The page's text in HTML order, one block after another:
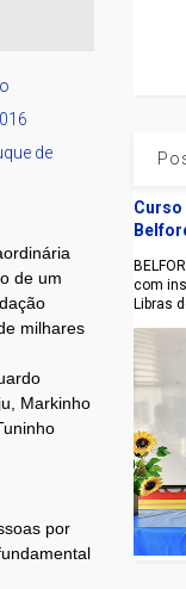
de
de um
milhares
Markinho
por
com
Libras